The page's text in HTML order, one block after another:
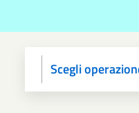
Scegli
Informativa
Scegli il
Dati anagrafici
Paga
Riepilogo